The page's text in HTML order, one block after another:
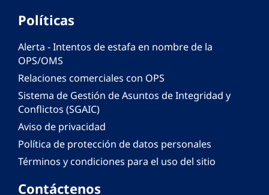
Políticas
Alerta - Intentos de estafa en nombre de la
OPS/OMS
Relaciones comerciales con OPS
Sistema de Gestión de Asuntos de Integridad y
Conflictos (SGAIC)
Aviso de privacidad
Política de protección de datos personales
Términos y condiciones para el uso del sitio
Contáctenos